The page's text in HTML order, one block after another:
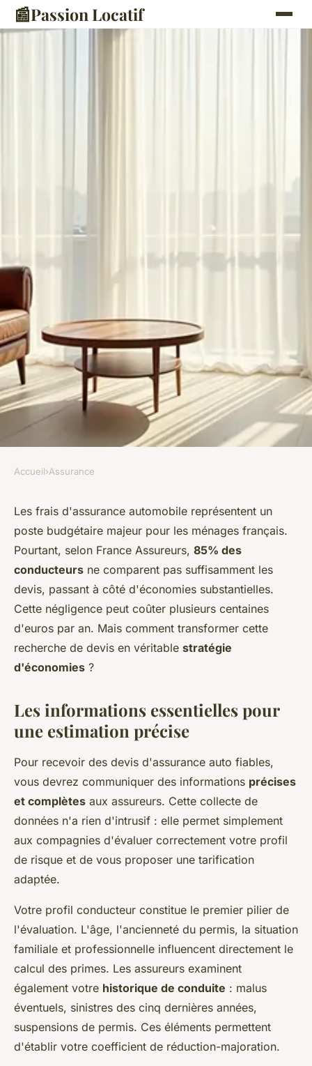
📰Passion Locatif
Les secrets pour un devis
d'assurance auto réussi et
économique
Gabriel •9 novembre 2025•5 min de lecture
Accueil›Assurance
Les frais d'assurance automobile représentent un
poste budgétaire majeur pour les ménages français.
Pourtant, selon France Assureurs, 85% des
conducteurs ne comparent pas suffisamment les
devis, passant à côté d'économies substantielles.
Cette négligence peut coûter plusieurs centaines
d'euros par an. Mais comment transformer cette
recherche de devis en véritable stratégie
d'économies ?
Les informations essentielles pour
une estimation précise
Pour recevoir des devis d'assurance auto fiables,
vous devrez communiquer des informations précises
et complètes aux assureurs. Cette collecte de
données n'a rien d'intrusif : elle permet simplement
aux compagnies d'évaluer correctement votre profil
de risque et de vous proposer une tarification
adaptée.
Votre profil conducteur constitue le premier pilier de
l'évaluation. L'âge, l'ancienneté du permis, la situation
familiale et professionnelle influencent directement le
calcul des primes. Les assureurs examinent
également votre historique de conduite : malus
éventuels, sinistres des cinq dernières années,
suspensions de permis. Ces éléments permettent
d'établir votre coefficient de réduction-majoration.